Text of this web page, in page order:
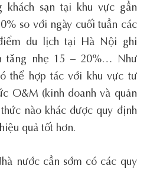
khách sạn tại khu vực gần
so với ngày cuối tuần các
du lịch tại Hà Nội ghi
tăng nhẹ 15 – 20%… Như
thể hợp tác với khu vực tư
O&M (kinh doanh và quản
nào khác được quy định
quả tốt hơn.
nước cần sớm có các quy